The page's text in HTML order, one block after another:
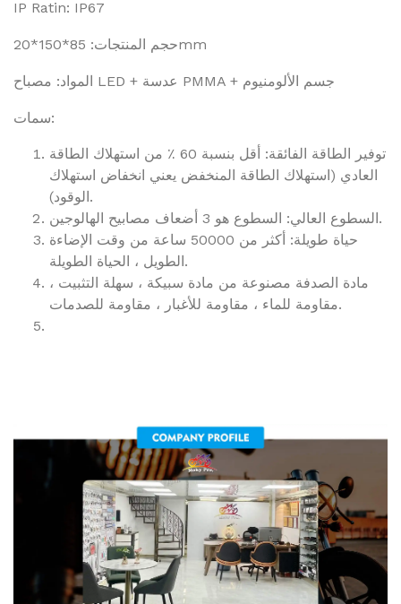
IP Ratin: IP67
حجم المنتجات: 85*150*20mm
المواد: مصباح LED + عدسة PMMA + جسم الألومنيوم
سمات:
توفير الطاقة الفائقة: أقل بنسبة 60 ٪ من استهلاك الطاقة
العادي (استهلاك الطاقة المنخفض يعني انخفاض استهلاك
الوقود).
السطوع العالي: السطوع هو 3 أضعاف مصابيح الهالوجين.
حياة طويلة: أكثر من 50000 ساعة من وقت الإضاءة
الطويل ، الحياة الطويلة.
مادة الصدفة مصنوعة من مادة سبيكة ، سهلة التثبيت ،
مقاومة للماء ، مقاومة للأغبار ، مقاومة للصدمات.